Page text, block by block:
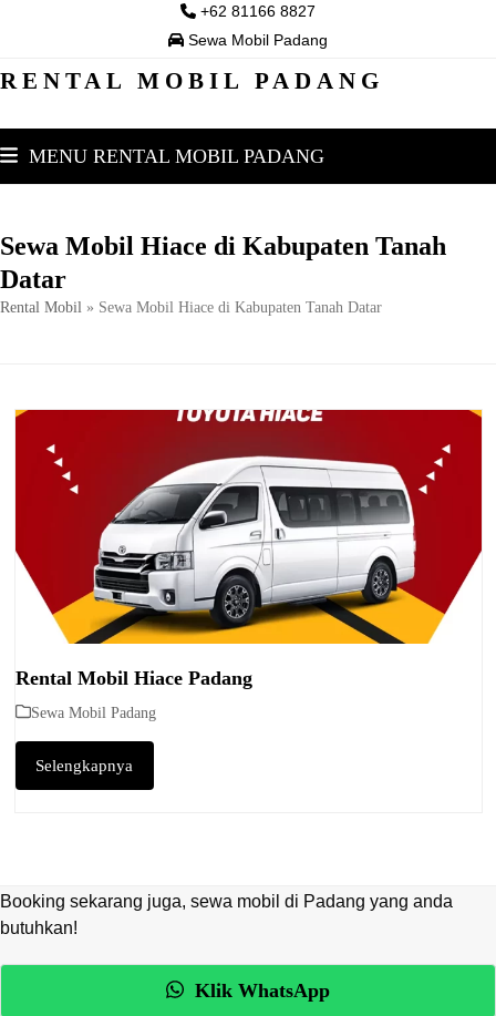
+62 81166 8827
Sewa Mobil Padang
RENTAL MOBIL PADANG
MENU RENTAL MOBIL PADANG
Sewa Mobil Hiace di Kabupaten Tanah
Datar
Rental Mobil » Sewa Mobil Hiace di Kabupaten Tanah Datar
Rental Mobil Hiace Padang
Sewa Mobil Padang
Selengkapnya
Booking sekarang juga, sewa mobil di Padang yang anda
butuhkan!
Klik WhatsApp